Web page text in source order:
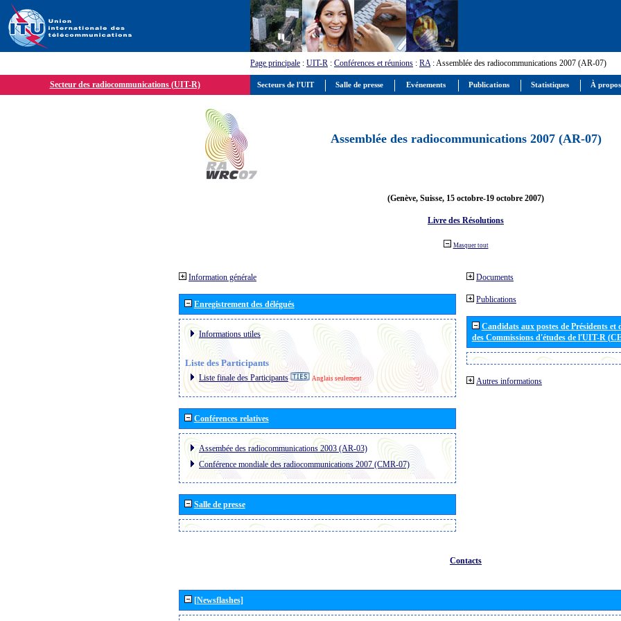
Page principale : UIT-R : Conférences et réunions : RA: Assemblée des radiocommunications 2007 (AR-07)
Secteur des radiocommunications (UIT-R)
Assemblée des radiocommunications 2007 (AR-07)
(Genève, Suisse, 15 octobre-19 octobre 2007)
Livre des Résolutions
Masquer tout
Information générale
Enregistrement des délégués
Informations utiles
Liste des Participants
Liste finale des Participants Anglais seulement
Conférences relatives
Assembée des radiocommunications 2003 (AR-03)
Conférence mondiale des radiocommunications 2007 (CMR-07)
Salle de presse
Documents
Publications
Candidats aux postes de Présidents et
des Commissions d'études de l'UIT-R
Autres informations
Contacts
[Newsflashes]
Secteurs de l'UIT Salle de presse Evénements Publications Statistiques À